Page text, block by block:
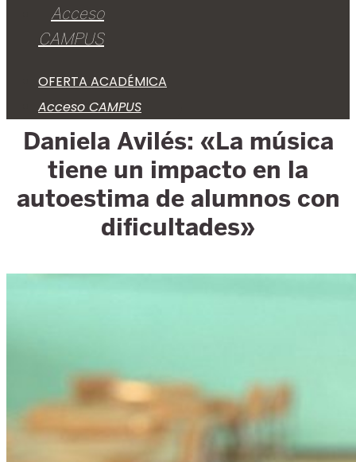
Acceso
CAMPUS
OFERTA ACADÉMICA
Acceso CAMPUS
Daniela Avilés: «La música
tiene un impacto en la
autoestima de alumnos con
dificultades»